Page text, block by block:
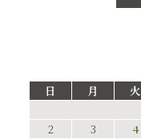
日 月 火
2
3 4